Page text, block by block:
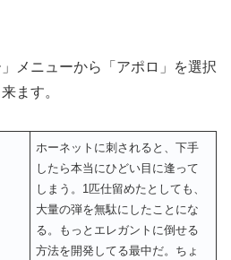
メニューから「アポロ」を選択
ます。
ホーネットに刺されると、下手
したら本当にひどい目に逢って
しまう。1匹仕留めたとしても、
大量の弾を無駄にしたことにな
る。もっとエレガントに倒せる
方法を開発してる最中だ。ちょ